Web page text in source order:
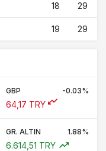
18 29
19 29
GBP -0.03%
64,17 TRY
GR. ALTIN 1.88%
6.614,51 TRY